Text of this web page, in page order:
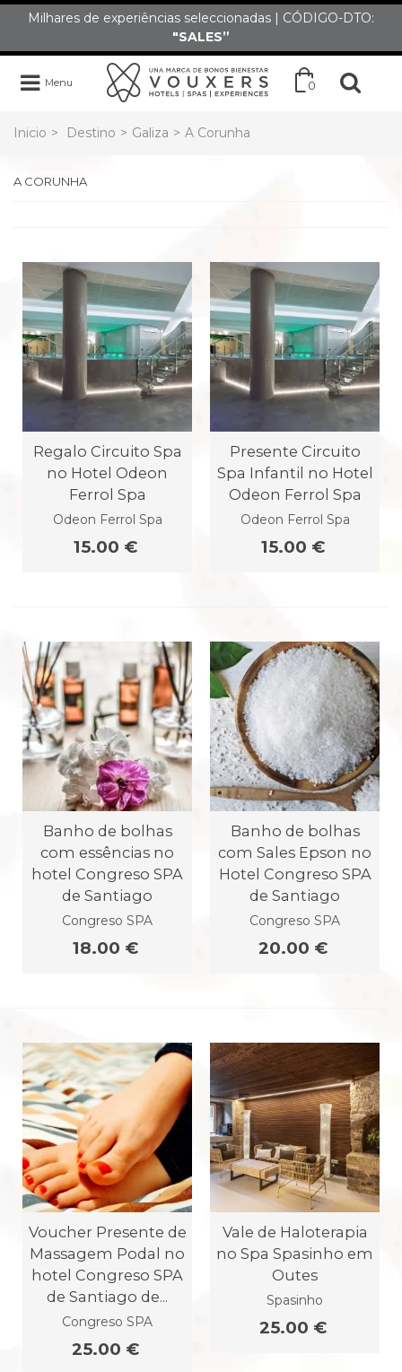
Milhares de experiências seleccionadas | CÓDIGO-DTO:
"SALES”
Menu 0
Inicio > Destino > Galiza > A Corunha
A CORUNHA
Regalo Circuito Spa
no Hotel Odeon
Ferrol Spa
Odeon Ferrol Spa
15.00 €
Presente Circuito
Spa Infantil no Hotel
Odeon Ferrol Spa
Odeon Ferrol Spa
15.00 €
Banho de bolhas
com essências no
hotel Congreso SPA
de Santiago
Congreso SPA
18.00 €
Banho de bolhas
com Sales Epson no
Hotel Congreso SPA
de Santiago
Congreso SPA
20.00 €
Voucher Presente de
Massagem Podal no
hotel Congreso SPA
de Santiago de...
Congreso SPA
25.00 €
Vale de Haloterapia
no Spa Spasinho em
Outes
Spasinho
25.00 €